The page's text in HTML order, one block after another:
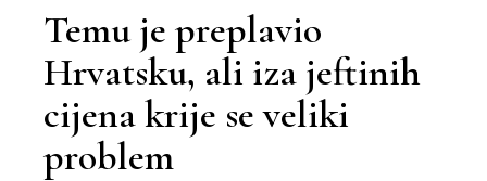
Temu je preplavio
Hrvatsku, ali iza jeftinih
cijena krije se veliki
problem